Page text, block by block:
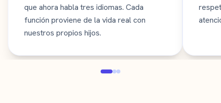
que ahora habla tres idiomas. Cada
función proviene de la vida real con
nuestros propios hijos.